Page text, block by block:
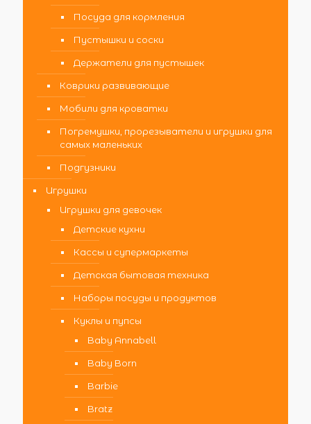
Посуда для кормления
Пустышки и соски
Держатели для пустышек
Коврики развивающие
Мобили для кроватки
Погремушки, прорезыватели и игрушки для
самых маленьких
Подгузники
Игрушки
Игрушки для девочек
Детские кухни
Кассы и супермаркеты
Детская бытовая техника
Наборы посуды и продуктов
Куклы и пупсы
Baby Annabell
Baby Born
Barbie
Bratz